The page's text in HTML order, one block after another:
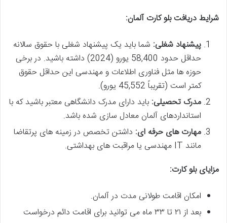
شرایط دریافت بلو کارت آلمان:
پیشنهاد شغلی: شما باید یک پیشنهاد شغلی با حقوق سالانه
حداقل حدود 58,400 یورو (2024) داشته باشید. در برخی
حوزه ها مثل فناوری اطلاعات و مهندسی این حداقل حقوق
کمتر است (تقریباً 45,552 یورو).
مدرک تحصیلی: باید دارای مدرک دانشگاهی معتبر باشید که با
استانداردهای آلمان معادل سازی شده باشد.
مهارت های حرفه ای: داشتن تخصص در زمینه های پرتقاضا
مانند IT مهندسی یا مراقبت های بهداشتی.
مزایای بلو کارت:
امکان اقامت طولانی مدت در آلمان.
بعد از ۲۱ تا ۳۳ ماه می توانید برای اقامت دائم درخواست